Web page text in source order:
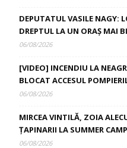
DEPUTATUL VASILE NAGY:
DREPTUL LA UN ORAȘ MAI
06/08/2026
[VIDEO] INCENDIU LA
BLOCAT ACCESUL
06/08/2026
MIRCEA VINTILĂ, ZOIA
ȚAPINARII LA SUMMER
06/08/2026